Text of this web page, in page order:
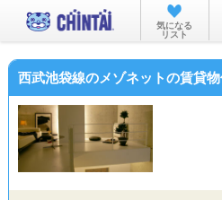
お部屋を
沿線
物件
気になる
リスト
西武池袋線のメゾネットの賃貸